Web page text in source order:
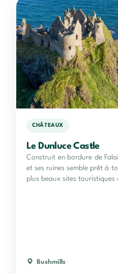
CHÂTEAUX
Le Dunluce Castle
Construit en bordure de
et ses ruines semble prêt à
plus beaux sites touristiques
Bushmills